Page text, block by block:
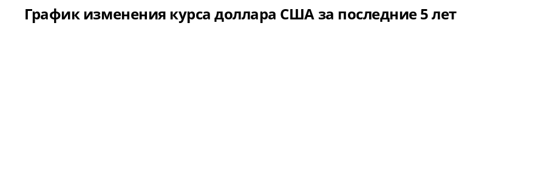
График изменения курса доллара США за последние 5 лет